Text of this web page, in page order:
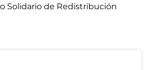
Solidario de Redistribución